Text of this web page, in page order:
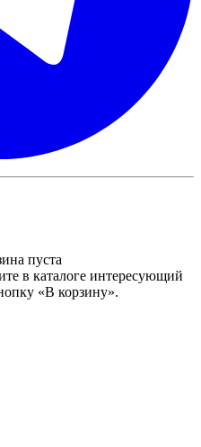
пуста
в каталоге интересующий
«В корзину».